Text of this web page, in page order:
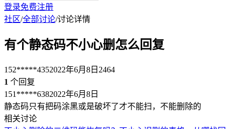
登录免费注册
社区/全部讨论/讨论详情
有个静态码不小心删怎么回复
152*****4352022年6月8日 2464
1 个回复
151*****6382022年6月8日
静态码只有把码涂黑或是破坏了才不能扫，不能删除的
相关讨论